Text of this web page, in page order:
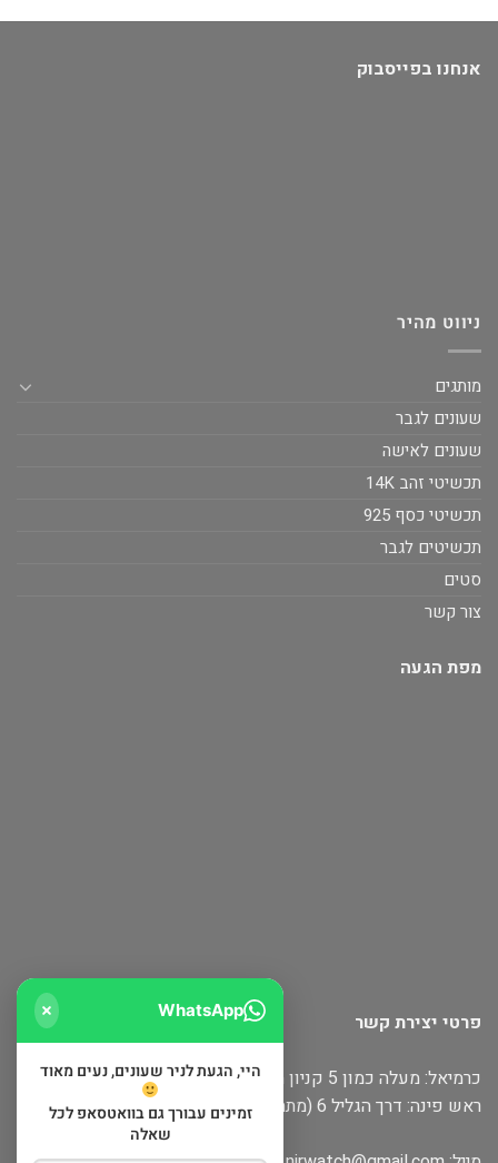
אנחנו בפייסבוק
ניווט מהיר
מותגים
שעונים לגבר
שעונים לאישה
תכשיטי זהב 14K
תכשיטי כסף 925
תכשיטים לגבר
סטים
צור קשר
מפת הגעה
פרטי יצירת קשר
כרמיאל: מעלה כמון 5 קניון חוצות
ראש פינה: דרך הגליל 6 (מתחם שופינה)
WhatsApp
היי, הגעת לניר שעונים, נעים מאוד
זמינים עבורך גם בוואטסאפ לכל
שאלה